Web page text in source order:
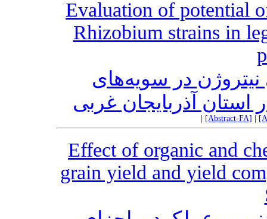
Evaluation of potential
Rhizobium strains in
نیتروژن در سویه‌های
استان آذربایجان غربی
[Abstract-FA]
Effect of organic and
grain yield and yield